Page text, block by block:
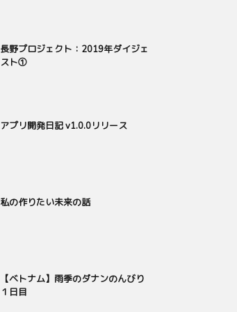
長野プロジェクト：2019年ダイジェ
スト①
アプリ開発日記 v1.0.0リリース
私の作りたい未来の話
【ベトナム】雨季のダナンのんびり
１日目